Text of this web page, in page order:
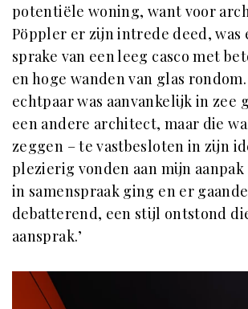
potentiële woning, want voor
Pöppler er zijn intrede deed, was
sprake van een leeg casco met
en hoge wanden van glas
echtpaar was aanvankelijk in zee
een andere architect, maar die
zeggen – te vastbesloten in zijn
plezierig vonden aan mijn aanpak
in samenspraak ging en er
debatterend, een stijl ontstond
aansprak.’